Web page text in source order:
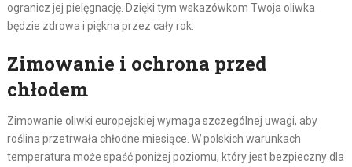
ogranicz jej pielęgnację. Dzięki tym wskazówkom Twoja oliwka
będzie zdrowa i piękna przez cały rok.
Zimowanie i ochrona przed
chłodem
Zimowanie oliwki europejskiej wymaga szczególnej uwagi, aby
roślina przetrwała chłodne miesiące. W polskich warunkach
temperatura może spaść poniżej poziomu, który jest bezpieczny dla